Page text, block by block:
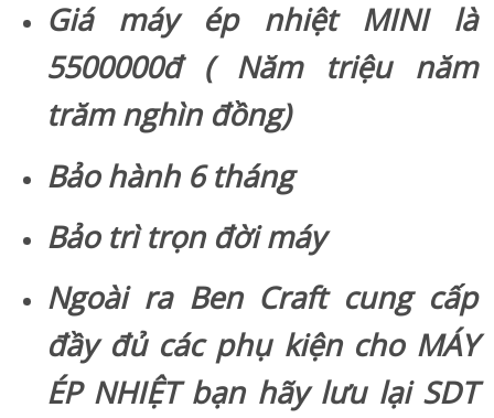
Giá máy ép nhiệt MINI là
5500000đ ( Năm triệu năm
trăm nghìn đồng)
Bảo hành 6 tháng
Bảo trì trọn đời máy
Ngoài ra Ben Craft cung cấp
đầy đủ các phụ kiện cho MÁY
ÉP NHIỆT bạn hãy lưu lại SDT